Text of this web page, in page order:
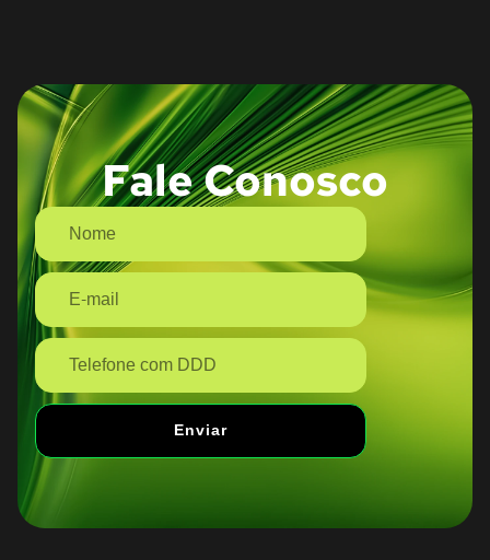
Fale Conosco
Enviar